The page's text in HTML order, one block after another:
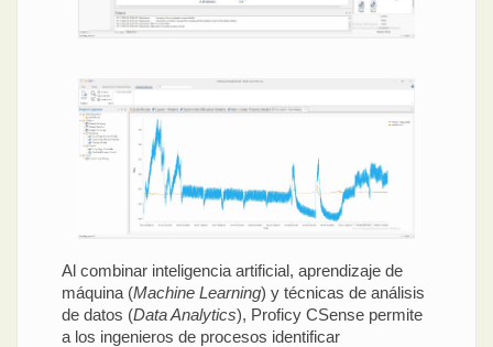
Al combinar inteligencia artificial, aprendizaje de
máquina (Machine Learning) y técnicas de análisis
de datos (Data Analytics), Proficy CSense permite
a los ingenieros de procesos identificar